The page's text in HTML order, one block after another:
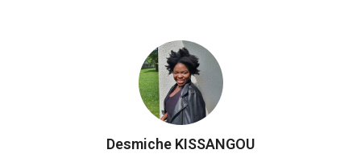
Desmiche KISSANGOU